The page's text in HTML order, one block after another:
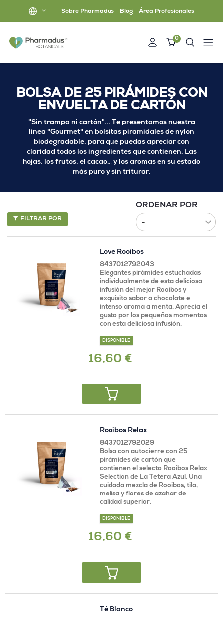
Sobre Pharmadus Blog Área Profesionales
0
BOLSA DE 25 PIRÁMIDES CON
ENVUELTA DE CARTÓN
"Sin trampa ni cartón"... Te presentamos nuestra
línea "Gourmet" en bolsitas piramidales de nylon
biodegradable, para que puedas apreciar con
claridad todos los ingredientes que contienen. Las
hojas, los frutos, el cacao… y los aromas en su estado
más puro y sin triturar.
ORDENAR POR
FILTRAR POR
Love Rooibos
8437012792043
Elegantes pirámides estuchadas
individualmente de esta deliciosa
infusión del mejor Rooibos y
exquisito sabor a chocolate e
intenso aroma a menta. Aprecia el
gusto por los pequeños momentos
con esta deliciosa infusión.
DISPONIBLE
16,60 €
Rooibos Relax
8437012792029
Bolsa con autocierre con 25
pirámides de cartón que
contienen el selecto Rooibos Relax
Selection de La Tetera Azul. Una
cuidada mezcla de Rooibos, tila,
melisa y flores de azahar de
calidad superior.
DISPONIBLE
16,60 €
Té Blanco